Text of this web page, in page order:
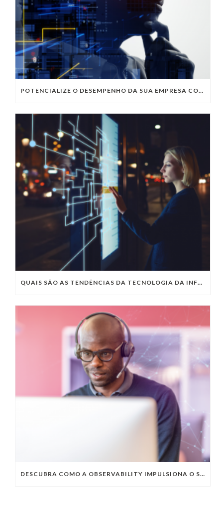
POTENCIALIZE O DESEMPENHO DA SUA EMPRESA COM OS SERVIÇOS DE TI DA VIVO VITA
QUAIS SÃO AS TENDÊNCIAS DA TECNOLOGIA DA INFORMAÇÃO PARA 2023?
DESCUBRA COMO A OBSERVABILITY IMPULSIONA O SUCESSO DO SEU NEGÓCIO